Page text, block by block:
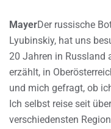
MayerDer russische
Lyubinskiy, hat uns
20 Jahren in Russland
erzählt, in
und mich gefragt, ob
Ich selbst reise seit
verschiedensten